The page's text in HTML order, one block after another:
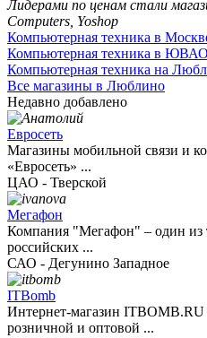
Компьютерная техника в
Компьютерная техника в ЮВАО
Компьютерная техника на
Все магазины в Люблино
Недавно добавлено
Евросеть
Магазины мобильной связи и
«Евросеть» ...
ЦАО - Тверской
Мегафон
Компания "Мегафон" – один из
российских ...
САО - Дегунино Западное
ITBomb
Интернет-магазин ITBOMB.RU
розничной и оптовой ...